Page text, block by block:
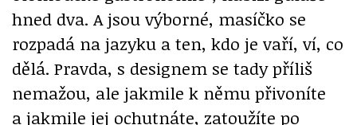
hned dva. A jsou výborné, masíčko se
rozpadá na jazyku a ten, kdo je vaří, ví, co
dělá. Pravda, s designem se tady příliš
nemažou, ale jakmile k němu přivoníte
a jakmile jej ochutnáte, zatoužíte po